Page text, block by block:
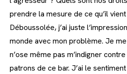
prendre la mesure de ce qu’il
Déboussolée, j’ai juste
monde avec mon problème. Je
n’ose même pas m’indigner
patrons de ce bar. J’ai le